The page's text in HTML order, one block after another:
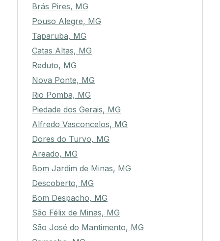
Brás Pires, MG
Pouso Alegre, MG
Taparuba, MG
Catas Altas, MG
Reduto, MG
Nova Ponte, MG
Rio Pomba, MG
Piedade dos Gerais, MG
Alfredo Vasconcelos, MG
Dores do Turvo, MG
Areado, MG
Bom Jardim de Minas, MG
Descoberto, MG
Bom Despacho, MG
São Félix de Minas, MG
São José do Mantimento, MG